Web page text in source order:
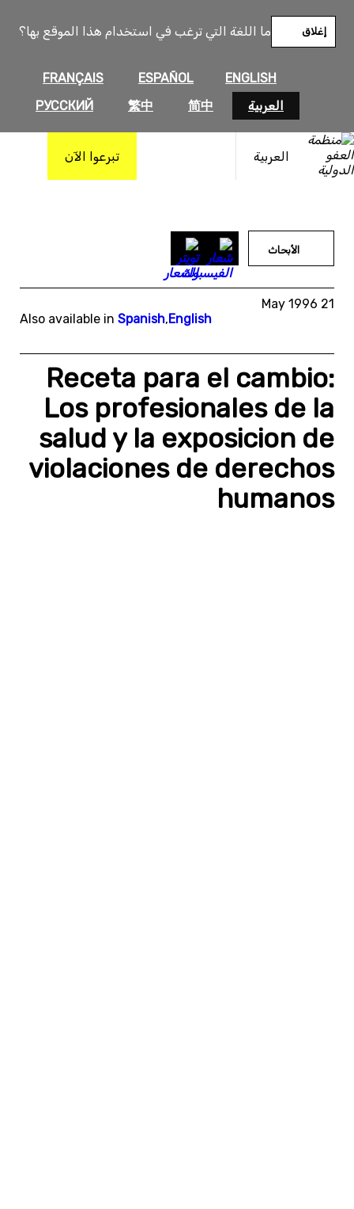
ما اللغة التي ترغب في استخدام هذا الموقع بها؟
ENGLISH
ESPAÑOL
FRANÇAIS
العربية
简中
繁中
РУССКИЙ
إغلاق
العربية تبرعوا الآن
المحتوى
الأبحاث
21 May 1996
Also available in Spanish,English
Receta para el cambio:
Los profesionales de la
salud y la exposicion de
violaciones de derechos
humanos